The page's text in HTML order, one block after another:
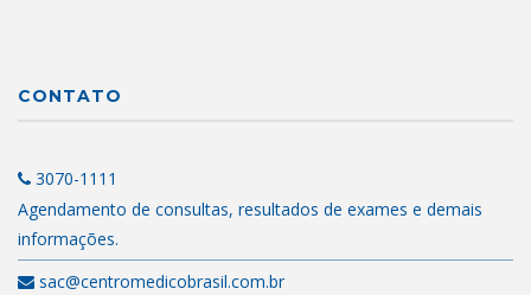
CONTATO
3070-1111
Agendamento de consultas, resultados de exames e demais
informações.
sac@centromedicobrasil.com.br